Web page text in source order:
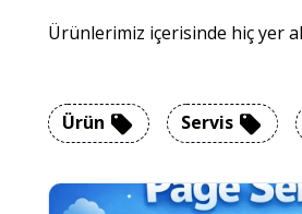
Ürünlerimiz içerisinde hiç yer
Ürün Servis